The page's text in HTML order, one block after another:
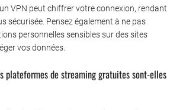
VPN peut chiffrer votre connexion, rendant
sécurisée. Pensez également à ne pas
personnelles sensibles sur des sites
vos données.
plateformes de streaming gratuites sont-elles